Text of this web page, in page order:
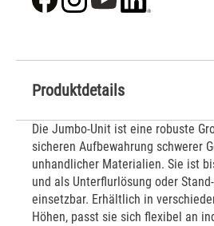
Produktdetails
Die Jumbo-Unit ist eine robuste
sicheren Aufbewahrung schwerer
unhandlicher Materialien. Sie ist
und als Unterflurlösung oder
einsetzbar. Erhältlich in
Höhen, passt sie sich flexibel an